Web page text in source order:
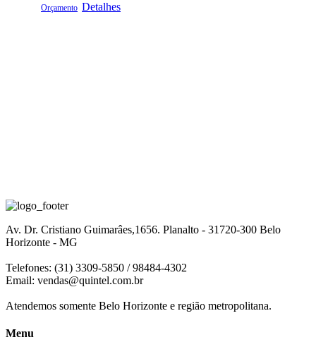
Orçamento Detalhes
Av. Dr. Cristiano Guimarâes,1656. Planalto - 31720-300 Belo
Horizonte - MG
Telefones: (31) 3309-5850 / 98484-4302
Email: vendas@quintel.com.br
Atendemos somente Belo Horizonte e região metropolitana.
Menu